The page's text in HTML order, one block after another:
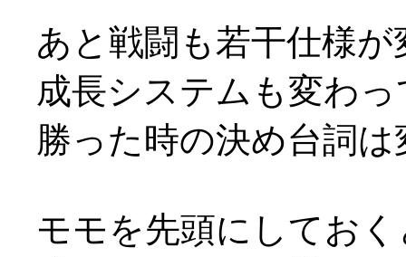
あと戦闘も若干仕様
成長システムも変わ
勝った時の決め台詞
モモを先頭にしてお